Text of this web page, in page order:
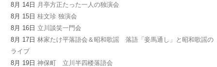
8月 14日 月亭方正たった一人の独演会
8月 15日桂文珍 独演会
8月 16日 立川談笑一門会
8月 17日林家たけ平落語会＆昭和歌謡 落語「妾馬通し」と昭和歌謡の
ライブ
8月 19日神保町 立川半四楼落語会